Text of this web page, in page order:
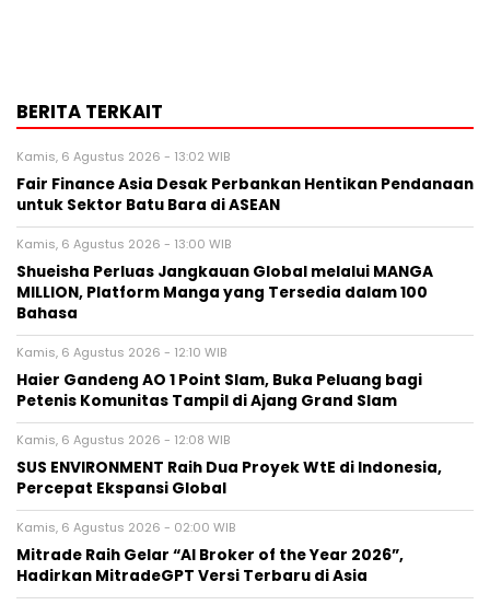
BERITA TERKAIT
Kamis, 6 Agustus 2026 - 13:02 WIB
Fair Finance Asia Desak Perbankan Hentikan Pendanaan
untuk Sektor Batu Bara di ASEAN
Kamis, 6 Agustus 2026 - 13:00 WIB
Shueisha Perluas Jangkauan Global melalui MANGA
MILLION, Platform Manga yang Tersedia dalam 100
Bahasa
Kamis, 6 Agustus 2026 - 12:10 WIB
Haier Gandeng AO 1 Point Slam, Buka Peluang bagi
Petenis Komunitas Tampil di Ajang Grand Slam
Kamis, 6 Agustus 2026 - 12:08 WIB
SUS ENVIRONMENT Raih Dua Proyek WtE di Indonesia,
Percepat Ekspansi Global
Kamis, 6 Agustus 2026 - 02:00 WIB
Mitrade Raih Gelar “AI Broker of the Year 2026”,
Hadirkan MitradeGPT Versi Terbaru di Asia